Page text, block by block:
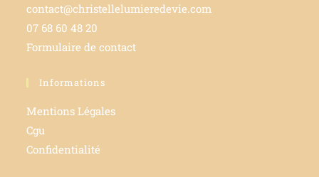
contact@christellelumieredevie.com
07 68 60 48 20
Formulaire de contact
Informations
Mentions Légales
Cgu
Confidentialité